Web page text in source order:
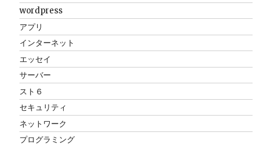
wordpress
アプリ
インターネット
エッセイ
サーバー
スト６
セキュリティ
ネットワーク
プログラミング